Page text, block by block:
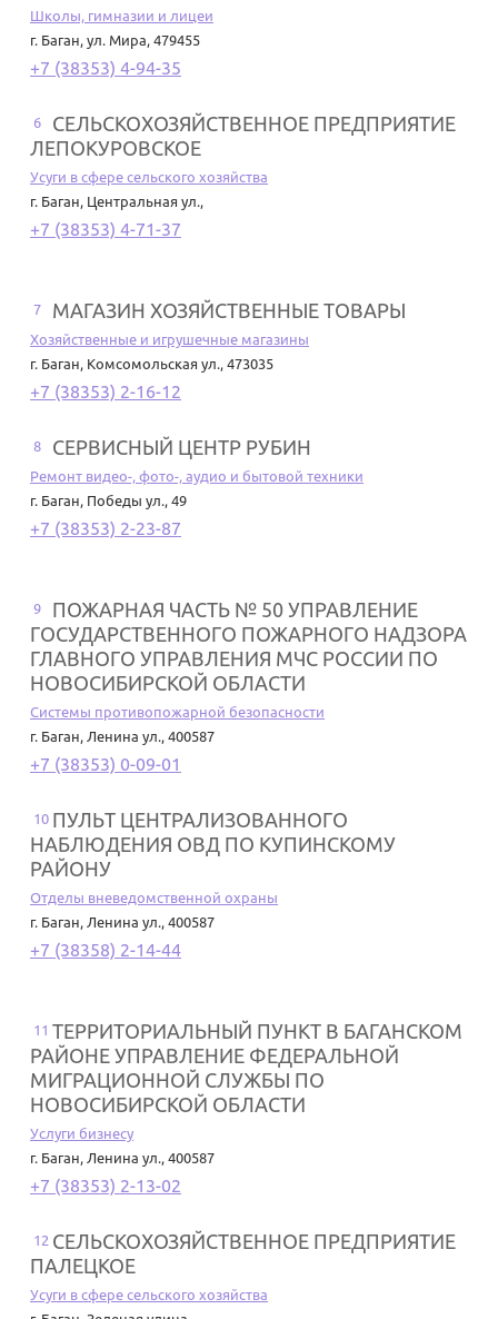
Школы, гимназии и лицеи
г. Баган, ул. Мира, 479455
+7 (38353) 4-94-35
6
СЕЛЬСКОХОЗЯЙСТВЕННОЕ ПРЕДПРИЯТИЕ
ЛЕПОКУРОВСКОЕ
Усуги в сфере сельского хозяйства
г. Баган, Центральная ул.,
+7 (38353) 4-71-37
7 МАГАЗИН ХОЗЯЙСТВЕННЫЕ ТОВАРЫ
Хозяйственные и игрушечные магазины
г. Баган, Комсомольская ул., 473035
+7 (38353) 2-16-12
8 СЕРВИСНЫЙ ЦЕНТР РУБИН
Ремонт видео-, фото-, аудио и бытовой техники
г. Баган, Победы ул., 49
+7 (38353) 2-23-87
9
ПОЖАРНАЯ ЧАСТЬ № 50 УПРАВЛЕНИЕ
ГОСУДАРСТВЕННОГО ПОЖАРНОГО НАДЗОРА
ГЛАВНОГО УПРАВЛЕНИЯ МЧС РОССИИ ПО
НОВОСИБИРСКОЙ ОБЛАСТИ
Системы противопожарной безопасности
г. Баган, Ленина ул., 400587
+7 (38353) 0-09-01
10 ПУЛЬТ ЦЕНТРАЛИЗОВАННОГО
НАБЛЮДЕНИЯ ОВД ПО КУПИНСКОМУ
РАЙОНУ
Отделы вневедомственной охраны
г. Баган, Ленина ул., 400587
+7 (38358) 2-14-44
11 ТЕРРИТОРИАЛЬНЫЙ ПУНКТ В БАГАНСКОМ
РАЙОНЕ УПРАВЛЕНИЕ ФЕДЕРАЛЬНОЙ
МИГРАЦИОННОЙ СЛУЖБЫ ПО
НОВОСИБИРСКОЙ ОБЛАСТИ
Услуги бизнесу
г. Баган, Ленина ул., 400587
+7 (38353) 2-13-02
12 СЕЛЬСКОХОЗЯЙСТВЕННОЕ ПРЕДПРИЯТИЕ
ПАЛЕЦКОЕ
Усуги в сфере сельского хозяйства